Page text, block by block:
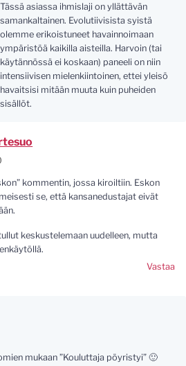
Tässä asiassa ihmislaji on yllättävän
samankaltainen. Evolutiivisista syistä
olemme erikoistuneet havainnoimaan
ympäristöä kaikilla aisteilla. Harvoin (tai
käytännössä ei koskaan) paneeli on niin
intensiivisen mielenkiintoinen, ettei yleisö
havaitsisi mitään muuta kuin puheiden
sisällöt.
kommentin, jossa kiroiltiin. Eskon
se, että kansanedustajat eivät
keskustelemaan uudelleen, mutta
Vastaa
mukaan ”Kouluttaja pöyristyi” 🙂